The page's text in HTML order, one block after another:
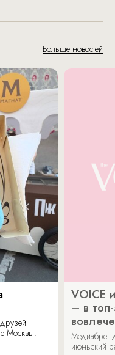
Больше новостей
Москвы.
VOICE
– в
июньский